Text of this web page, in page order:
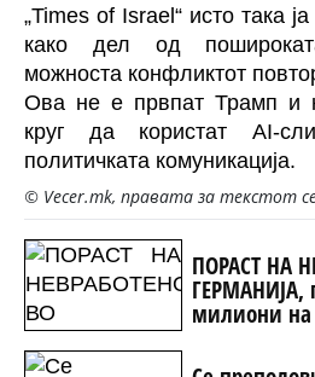
„Times of Israel“ исто така
како дел од
можноста конфликтот
Ова не е првпат Трамп и
круг да користат AI-
политичката комуникација.
© Vecer.mk, правата за текстот
ПОРАСТ НА
ГЕРМАНИЈА,
милиони на